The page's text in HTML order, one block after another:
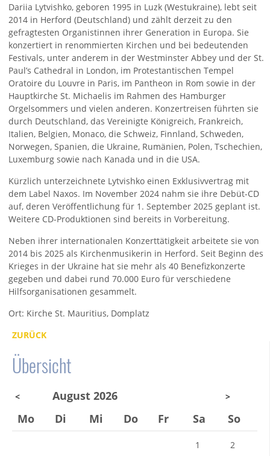
Dariia Lytvishko, geboren 1995 in Luzk (Westukraine), lebt seit
2014 in Herford (Deutschland) und zählt derzeit zu den
gefragtesten Organistinnen ihrer Generation in Europa. Sie
konzertiert in renommierten Kirchen und bei bedeutenden
Festivals, unter anderem in der Westminster Abbey und der St.
Paul’s Cathedral in London, im Protestantischen Tempel
Oratoire du Louvre in Paris, im Pantheon in Rom sowie in der
Hauptkirche St. Michaelis im Rahmen des Hamburger
Orgelsommers und vielen anderen. Konzertreisen führten sie
durch Deutschland, das Vereinigte Königreich, Frankreich,
Italien, Belgien, Monaco, die Schweiz, Finnland, Schweden,
Norwegen, Spanien, die Ukraine, Rumänien, Polen, Tschechien,
Luxemburg sowie nach Kanada und in die USA.
Kürzlich unterzeichnete Lytvishko einen Exklusivvertrag mit
dem Label Naxos. Im November 2024 nahm sie ihre Debüt-CD
auf, deren Veröffentlichung für 1. September 2025 geplant ist.
Weitere CD-Produktionen sind bereits in Vorbereitung.
Neben ihrer internationalen Konzerttätigkeit arbeitete sie von
2014 bis 2025 als Kirchenmusikerin in Herford. Seit Beginn des
Krieges in der Ukraine hat sie mehr als 40 Benefizkonzerte
gegeben und dabei rund 70.000 Euro für verschiedene
Hilfsorganisationen gesammelt.
Ort: Kirche St. Mauritius, Domplatz
ZURÜCK
Übersicht
< August 2026 >
Mo Di Mi Do Fr Sa So
1 2